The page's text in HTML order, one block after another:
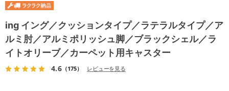
ing イング／クッションタイプ／ラテラルタイプ／ア
ルミ肘／アルミポリッシュ脚／ブラックシェル／ラ
イトオリーブ／カーペット用キャスター
4.6（175） レビューを見る